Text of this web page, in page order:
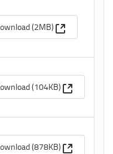
(2MB) (Apre una
(104KB) (Apre una
(878KB) (Apre una